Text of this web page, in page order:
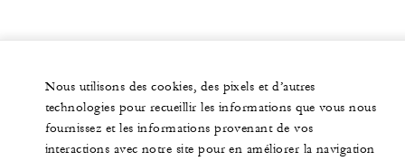
Nous utilisons des cookies, des pixels et d’autres
technologies pour recueillir les informations que vous nous
fournissez et les informations provenant de vos
interactions avec notre site pour en améliorer la navigation